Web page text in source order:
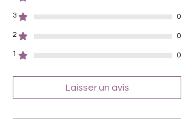
3 0
2 0
1 0
Laisser un avis